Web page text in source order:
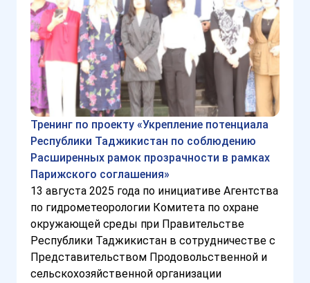
Тренинг по проекту «Укрепление потенциала
Республики Таджикистан по соблюдению
Расширенных рамок прозрачности в рамках
Парижского соглашения»
13 августа 2025 года по инициативе Агентства
по гидрометеорологии Комитета по охране
окружающей среды при Правительстве
Республики Таджикистан в сотрудничестве с
Представительством Продовольственной и
сельскохозяйственной организации